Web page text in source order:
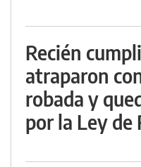
Recién
atraparon
robada y
por la Ley de